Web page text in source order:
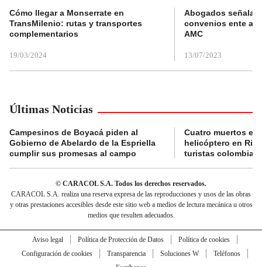
Cómo llegar a Monserrate en
TransMilenio: rutas y transportes
complementarios
19/03/2024
Abogados
convenios ente
AMC
13/07/2023
Últimas Noticias
Campesinos de Boyacá piden al
Gobierno de Abelardo de la Espriella
cumplir sus promesas al campo
Cuatro muertos en
helicóptero en
turistas
© CARACOL S.A. Todos los derechos reservados.
CARACOL S.A. realiza una reserva expresa de las reproducciones y usos de las obras
y otras prestaciones accesibles desde este sitio web a medios de lectura mecánica u otros
medios que resulten adecuados.
Aviso legal Política de Protección de Datos
Política de cookies
Configuración de cookies
Transparencia Soluciones W
Teléfonos